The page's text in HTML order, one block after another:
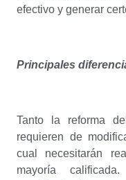
efectivo y generar
Principales
Tanto la reforma
requieren de
cual necesitarán
mayoría